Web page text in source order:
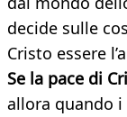
decide sulle
Cristo essere
Se la pace di
allora quando